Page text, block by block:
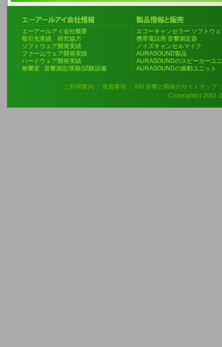
エーアールアイ会社概要
取引先実績、研究協力
ソフトウェア開発実績
ファームウェア開発実績
ハードウェア開発実績
無響室 : 音響測定/実験/試験設備
エコーキャンセラー ソフトウ
携帯電話用 音響測定器
ノイズキャンセルマイク
AURASOUND製品
AURASOUNDのスピーカーユ
AURASOUNDの振動ユニット
ご利用案内 免責事項 ARI 音響と開発のサイトマップ
Copyright(c) 2001-